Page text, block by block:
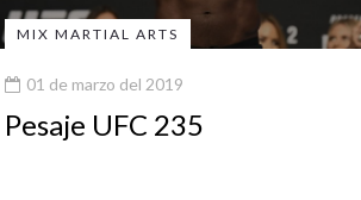
MIX MARTIAL ARTS
01 de marzo del 2019
Pesaje UFC 235